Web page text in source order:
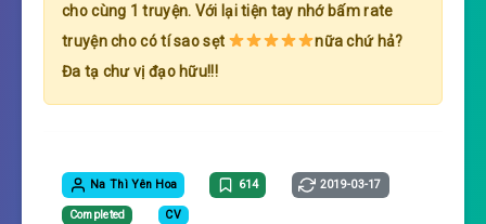
cho cùng 1 truyện. Với lại tiện tay nhớ bấm rate
truyện cho có tí sao sẹt
nữa chứ hả?
Đa tạ chư vị đạo hữu!!!
Na Thì Yên Hoa 614 2019-03-17
Completed CV